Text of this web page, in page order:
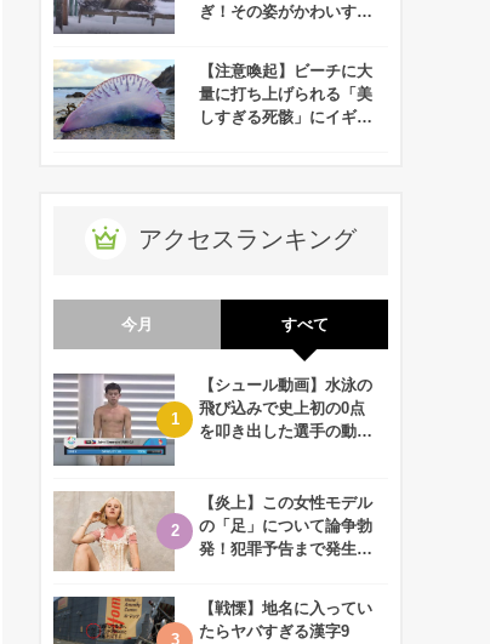
ぎ！その姿がかわいすぎ
【注意喚起】ビーチに大
量に打ち上げられる「美
しすぎる死骸」にイギリ
アクセスランキング
今月 すべて
【シュール動画】水泳の
飛び込みで史上初の0点
を叩き出した選手の動画
【炎上】この女性モデル
の「足」について論争勃
発！犯罪予告まで発生す
【戦慄】地名に入ってい
たらヤバすぎる漢字9